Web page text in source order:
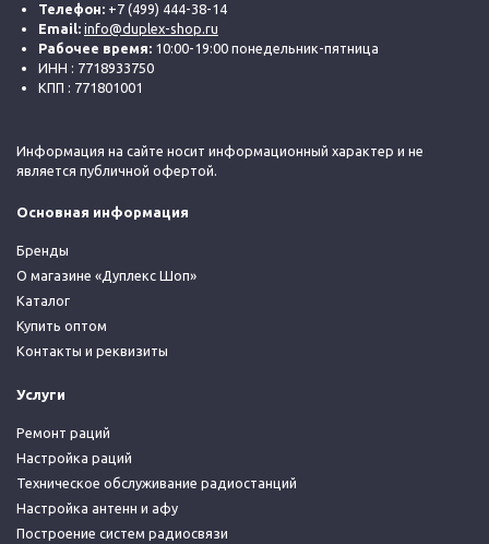
Телефон: +7 (499) 444-38-14
Email: info@duplex-shop.ru
Рабочее время: 10:00-19:00 понедельник-пятница
ИНН : 7718933750
КПП : 771801001
Информация на сайте носит информационный характер и не
является публичной офертой.
Основная информация
Бренды
О магазине «Дуплекс Шоп»
Каталог
Купить оптом
Контакты и реквизиты
Услуги
Ремонт раций
Настройка раций
Техническое обслуживание радиостанций
Настройка антенн и афу
Построение систем радиосвязи